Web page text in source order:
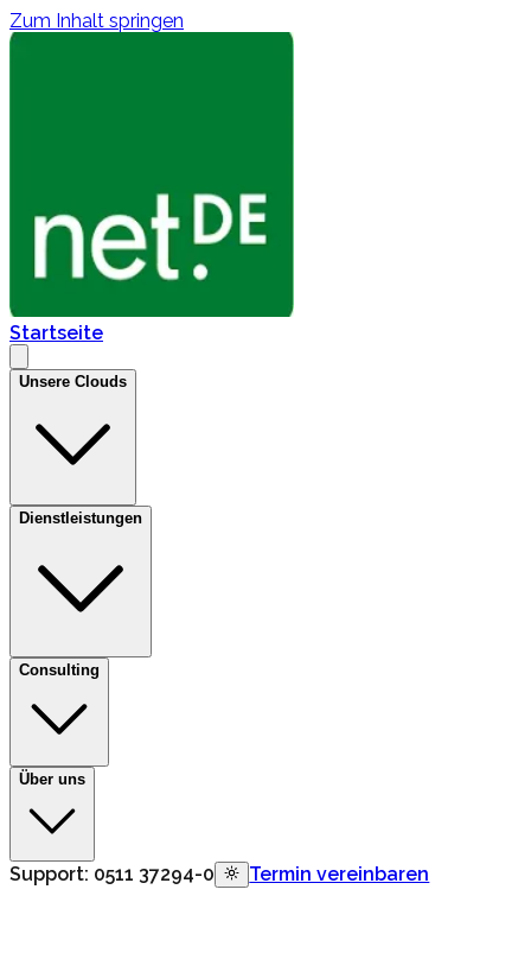
Zum Inhalt springen
Startseite
Unsere Clouds
Dienstleistungen
Consulting
Über uns
Support: 0511 37294-0 Termin vereinbaren